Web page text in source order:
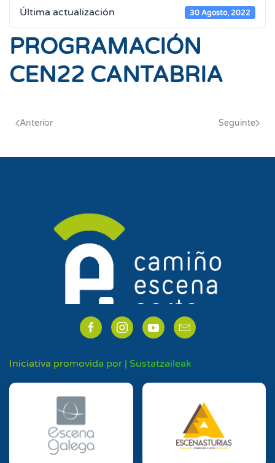
Última actualización 30 Agosto, 2022
PROGRAMACIÓN
CEN22 CANTABRIA
Anterior Seguinte
Iniciativa promovida por | Sustatzaileak